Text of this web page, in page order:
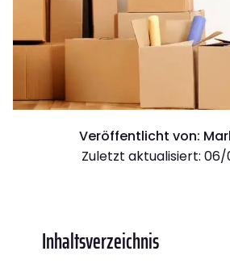
Veröffentlicht von:
Zuletzt aktualisiert:
Inhaltsverzeichnis